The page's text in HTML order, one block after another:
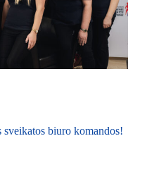
biuro komandos!